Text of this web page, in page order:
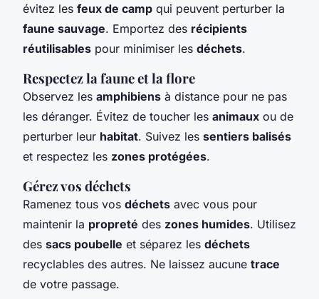
évitez les feux de camp qui peuvent perturber la
faune sauvage. Emportez des récipients
réutilisables pour minimiser les déchets.
Respectez la faune et la flore
Observez les amphibiens à distance pour ne pas
les déranger. Évitez de toucher les animaux ou de
perturber leur habitat. Suivez les sentiers balisés
et respectez les zones protégées.
Gérez vos déchets
Ramenez tous vos déchets avec vous pour
maintenir la propreté des zones humides. Utilisez
des sacs poubelle et séparez les déchets
recyclables des autres. Ne laissez aucune trace
de votre passage.